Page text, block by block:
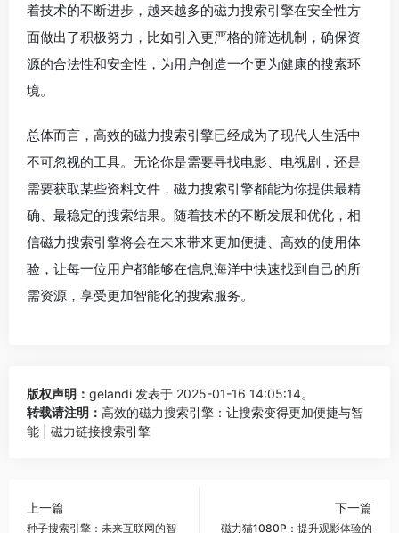
着技术的不断进步，越来越多的磁力搜索引擎在安全性方
面做出了积极努力，比如引入更严格的筛选机制，确保资
源的合法性和安全性，为用户创造一个更为健康的搜索环
境。
总体而言，高效的磁力搜索引擎已经成为了现代人生活中
不可忽视的工具。无论你是需要寻找电影、电视剧，还是
需要获取某些资料文件，磁力搜索引擎都能为你提供最精
确、最稳定的搜索结果。随着技术的不断发展和优化，相
信磁力搜索引擎将会在未来带来更加便捷、高效的使用体
验，让每一位用户都能够在信息海洋中快速找到自己的所
需资源，享受更加智能化的搜索服务。
版权声明： gelandi 发表于 2025-01-16 14:05:14。
转载请注明： 高效的磁力搜索引擎：让搜索变得更加便捷与智
能 | 磁力链接搜索引擎
上一篇
种子搜索引擎：未来互联网的智
下一篇
磁力猫1080P：提升观影体验的